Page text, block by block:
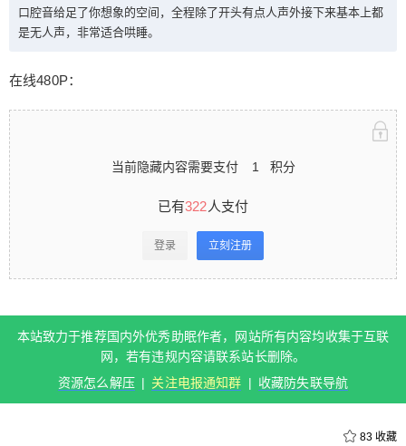
口腔音给足了你想象的空间，全程除了开头有点人声外接下来基本上都
是无人声，非常适合哄睡。
在线480P：
当前隐藏内容需要支付 1 积分
已有322人支付
登录 立刻注册
本站致力于推荐国内外优秀助眠作者，网站所有内容均收集于互联
网，若有违规内容请联系站长删除。
资源怎么解压 | 关注电报通知群 | 收藏防失联导航
83 收藏
静态图片，一小时的口腔音给足了你想象的空间，
声，非常适合哄睡。